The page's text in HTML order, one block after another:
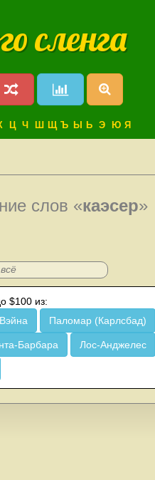
сленга
Ц Ч Ш Щ Ъ Ы Ь Э Ю Я
слов «каэсер»
$100 из:
Паломар (Карлсбад)
Барбара Лос-Анджелес